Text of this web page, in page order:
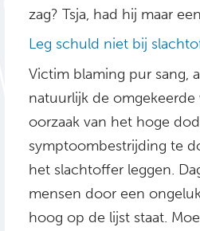
zag? Tsja, had hij maar
Leg schuld niet bij
Victim blaming pur sang,
natuurlijk de
oorzaak van het hoge
symptoombestrijding te
het slachtoffer leggen.
mensen door een
hoog op de lijst staat.